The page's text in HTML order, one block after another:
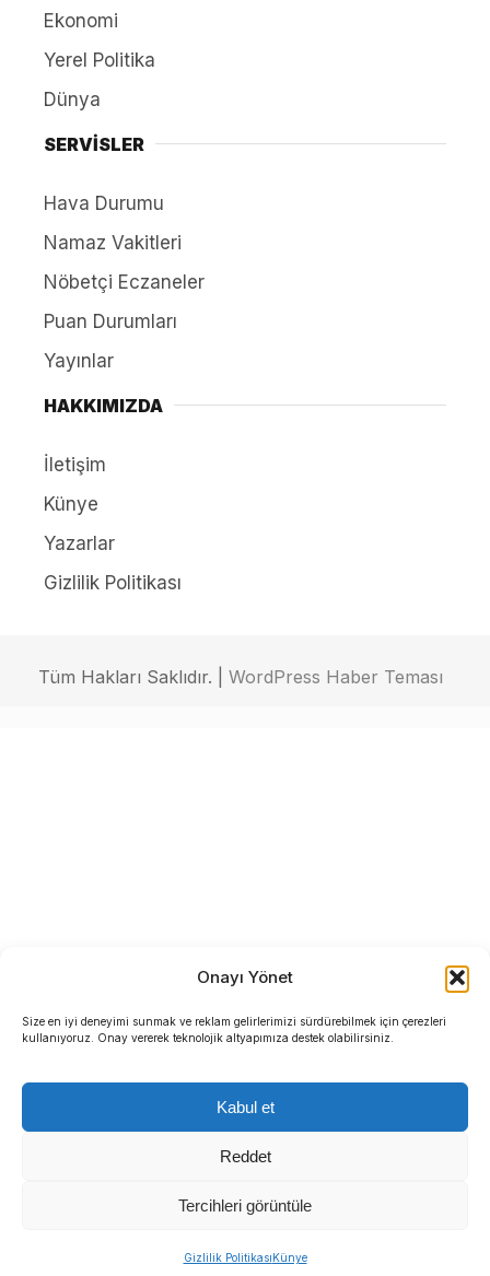
Onayı Yönet
Size en iyi deneyimi sunmak ve reklam gelirlerimizi sürdürebilmek için çerezleri
kullanıyoruz. Onay vererek teknolojik altyapımıza destek olabilirsiniz.
Kabul et
Reddet
Tercihleri görüntüle
Gizlilik PolitikasıKünye
Ekonomi
Yerel Politika
Dünya
SERVİSLER
Hava Durumu
Namaz Vakitleri
Nöbetçi Eczaneler
Puan Durumları
Yayınlar
HAKKIMIZDA
İletişim
Künye
Yazarlar
Gizlilik Politikası
Tüm Hakları Saklıdır. | WordPress Haber Teması